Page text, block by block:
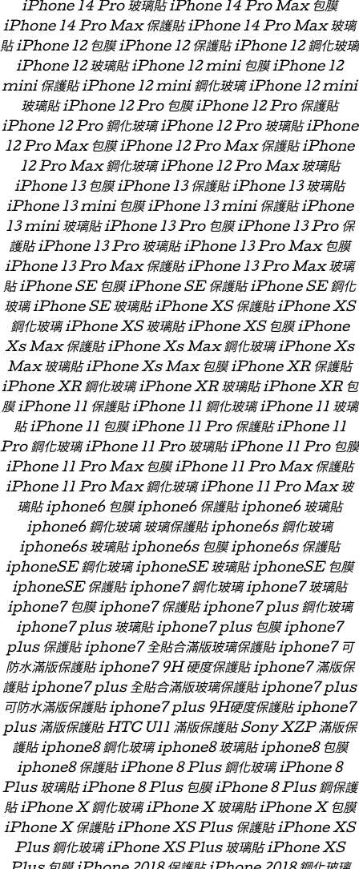
iPhone 14 Pro 玻璃貼 iPhone 14 Pro Max 包膜
iPhone 14 Pro Max 保護貼 iPhone 14 Pro Max 玻璃
貼 iPhone 12 包膜 iPhone 12 保護貼 iPhone 12 鋼化玻璃
iPhone 12 玻璃貼 iPhone 12 mini 包膜 iPhone 12
mini 保護貼 iPhone 12 mini 鋼化玻璃 iPhone 12 mini
玻璃貼 iPhone 12 Pro 包膜 iPhone 12 Pro 保護貼
iPhone 12 Pro 鋼化玻璃 iPhone 12 Pro 玻璃貼 iPhone
12 Pro Max 包膜 iPhone 12 Pro Max 保護貼 iPhone
12 Pro Max 鋼化玻璃 iPhone 12 Pro Max 玻璃貼
iPhone 13 包膜 iPhone 13 保護貼 iPhone 13 玻璃貼
iPhone 13 mini 包膜 iPhone 13 mini 保護貼 iPhone
13 mini 玻璃貼 iPhone 13 Pro 包膜 iPhone 13 Pro 保
護貼 iPhone 13 Pro 玻璃貼 iPhone 13 Pro Max 包膜
iPhone 13 Pro Max 保護貼 iPhone 13 Pro Max 玻璃
貼 iPhone SE 包膜 iPhone SE 保護貼 iPhone SE 鋼化
玻璃 iPhone SE 玻璃貼 iPhone XS 保護貼 iPhone XS
鋼化玻璃 iPhone XS 玻璃貼 iPhone XS 包膜 iPhone
Xs Max 保護貼 iPhone Xs Max 鋼化玻璃 iPhone Xs
Max 玻璃貼 iPhone Xs Max 包膜 iPhone XR 保護貼
iPhone XR 鋼化玻璃 iPhone XR 玻璃貼 iPhone XR 包
膜 iPhone 11 保護貼 iPhone 11 鋼化玻璃 iPhone 11 玻璃
貼 iPhone 11 包膜 iPhone 11 Pro 保護貼 iPhone 11
Pro 鋼化玻璃 iPhone 11 Pro 玻璃貼 iPhone 11 Pro 包膜
iPhone 11 Pro Max 包膜 iPhone 11 Pro Max 保護貼
iPhone 11 Pro Max 鋼化玻璃 iPhone 11 Pro Max 玻
璃貼 iphone6 包膜 iphone6 保護貼 iphone6 玻璃貼
iphone6 鋼化玻璃 玻璃保護貼 iphone6s 鋼化玻璃
iphone6s 玻璃貼 iphone6s 包膜 iphone6s 保護貼
iphoneSE 鋼化玻璃 iphoneSE 玻璃貼 iphoneSE 包膜
iphoneSE 保護貼 iphone7 鋼化玻璃 iphone7 玻璃貼
iphone7 包膜 iphone7 保護貼 iphone7 plus 鋼化玻璃
iphone7 plus 玻璃貼 iphone7 plus 包膜 iphone7
plus 保護貼 iphone7 全貼合滿版玻璃保護貼 iphone7 可
防水滿版保護貼 iphone7 9H 硬度保護貼 iphone7 滿版保
護貼 iphone7 plus 全貼合滿版玻璃保護貼 iphone7 plus
可防水滿版保護貼 iphone7 plus 9H硬度保護貼 iphone7
plus 滿版保護貼 HTC U11 滿版保護貼 Sony XZP 滿版保
護貼 iphone8 鋼化玻璃 iphone8 玻璃貼 iphone8 包膜
iphone8 保護貼 iPhone 8 Plus 鋼化玻璃 iPhone 8
Plus 玻璃貼 iPhone 8 Plus 包膜 iPhone 8 Plus 鋼保護
貼 iPhone X 鋼化玻璃 iPhone X 玻璃貼 iPhone X 包膜
iPhone X 保護貼 iPhone XS Plus 保護貼 iPhone XS
Plus 鋼化玻璃 iPhone XS Plus 玻璃貼 iPhone XS